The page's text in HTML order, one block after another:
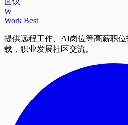
W
Work Best
提供远程工作、AI岗位等高薪职
载，职业发展社区交流。